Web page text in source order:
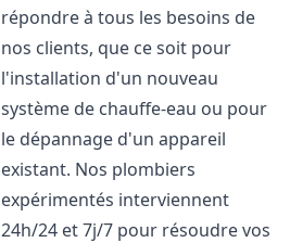
répondre à tous les besoins de
nos clients, que ce soit pour
l'installation d'un nouveau
système de chauffe-eau ou pour
le dépannage d'un appareil
existant. Nos plombiers
expérimentés interviennent
24h/24 et 7j/7 pour résoudre vos